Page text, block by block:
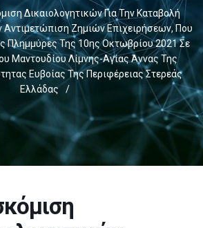
Δικαιολογητικών Για Την Καταβολή
Αντιμετώπιση Ζημιών Επιχειρήσεων, Που
Πλημμύρες Της 10ης Οκτωβρίου 2021 Σε
Μαντουδίου Λίμνης-Αγίας Άννας Της
Ευβοίας Της Περιφέρειας Στερεάς
Ελλάδας
/